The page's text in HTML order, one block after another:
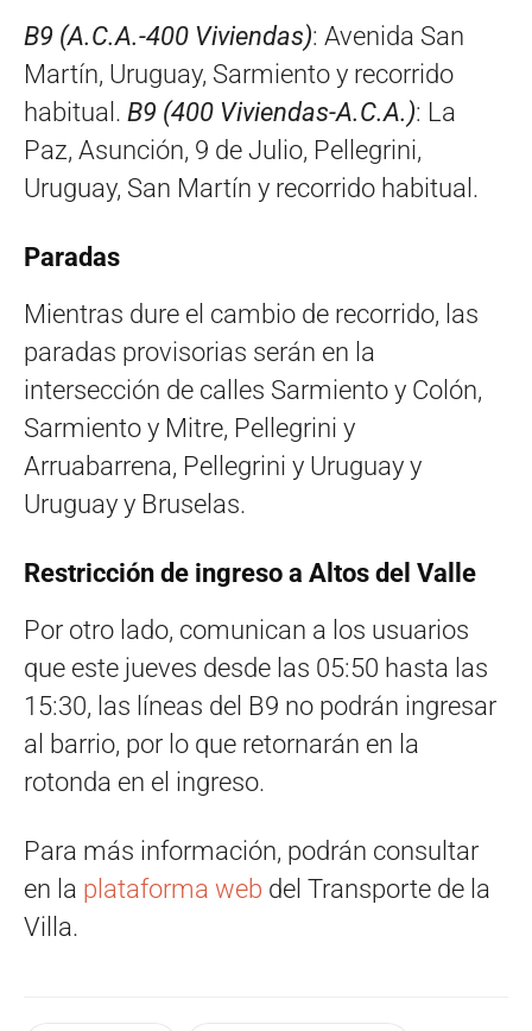
B9 (A.C.A.-400 Viviendas): Avenida San
Martín, Uruguay, Sarmiento y recorrido
habitual. B9 (400 Viviendas-A.C.A.): La
Paz, Asunción, 9 de Julio, Pellegrini,
Uruguay, San Martín y recorrido habitual.
Paradas
Mientras dure el cambio de recorrido, las
paradas provisorias serán en la
intersección de calles Sarmiento y Colón,
Sarmiento y Mitre, Pellegrini y
Arruabarrena, Pellegrini y Uruguay y
Uruguay y Bruselas.
Restricción de ingreso a Altos del Valle
Por otro lado, comunican a los usuarios
que este jueves desde las 05:50 hasta las
15:30, las líneas del B9 no podrán ingresar
al barrio, por lo que retornarán en la
rotonda en el ingreso.
Para más información, podrán consultar
en la plataforma web del Transporte de la
Villa.